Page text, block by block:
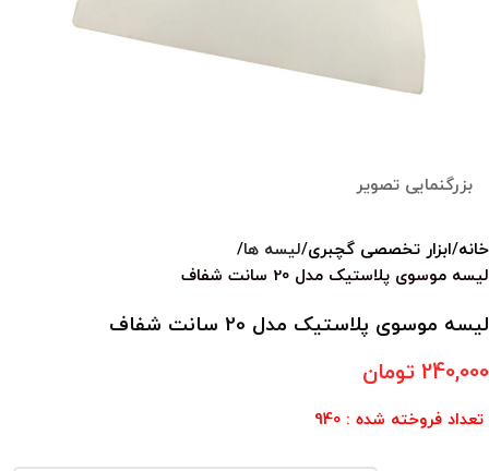
بزرگنمایی تصویر
خانه ابزار تخصصی گچبری لیسه ها
لیسه موسوی پلاستیک مدل 20 سانت شفاف
لیسه موسوی پلاستیک مدل 20 سانت شفاف
240,000 تومان
تعداد فروخته شده : 940